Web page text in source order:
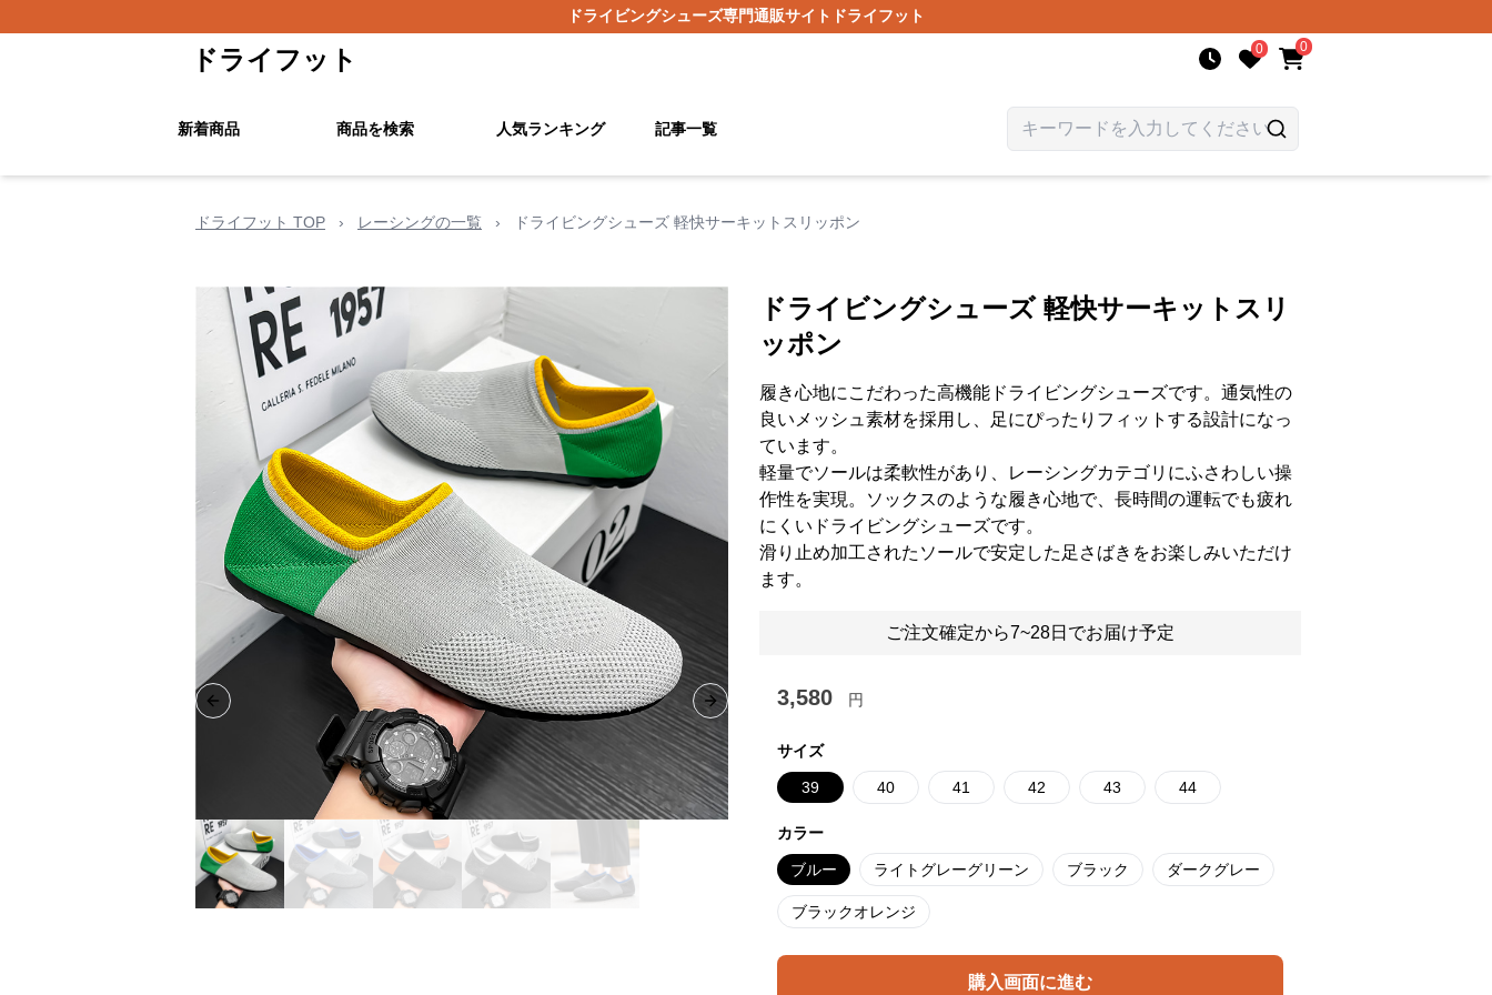
ドライビングシューズ専門通販サイト ドライフット
ドライフット 0 0
新着商品 商品を検索 人気ランキング 記事一覧
ドライフット TOP › レーシングの一覧 › ドライビングシューズ 軽快サーキットスリッポン
Previous slide Next slide
ドライビングシューズ 軽快サーキットスリ
ッポン
履き心地にこだわった高機能ドライビングシューズです。通気性の
良いメッシュ素材を採用し、足にぴったりフィットする設計になっ
ています。
軽量でソールは柔軟性があり、レーシングカテゴリにふさわしい操
作性を実現。ソックスのような履き心地で、長時間の運転でも疲れ
にくいドライビングシューズです。
滑り止め加工されたソールで安定した足さばきをお楽しみいただけ
ます。
ご注文確定から7~28日でお届け予定
3,580 円
サイズ
39 40 41 42 43 44
カラー
ブルー ライトグレーグリーン ブラック ダークグレー
ブラックオレンジ
購入画面に進む